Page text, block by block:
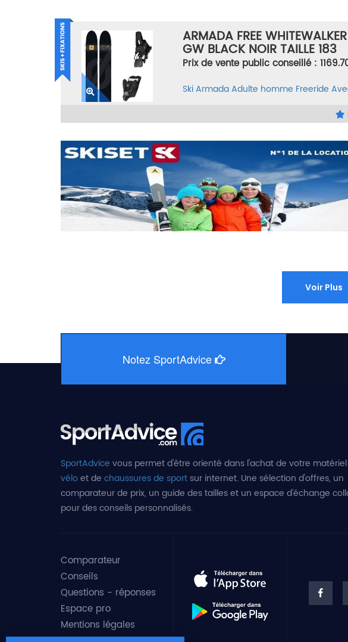
ARMADA FREE
GW BLACK NOIR TAILLE 183
Prix de vente public conseillé :
SkiArmadaAdulte homme Freeride
Voir Plus
Notez SportAdvice
SportAdvice vous permet d'être orienté dans l'achat de votre
véloet de chaussures de sportsur internet. Une sélection d'offres, un
comparateur de prix, un guide des tailles et un espace d'échange
pour des conseils personnalisés.
Comparateur
Conseils
Questions - réponses
Espace pro
Mentions légales